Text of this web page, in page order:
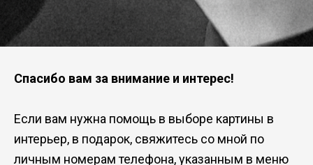
Спасибо вам за внимание и интерес!
Если вам нужна помощь в выборе картины в
интерьер, в подарок, свяжитесь со мной по
личным номерам телефона, указанным в меню